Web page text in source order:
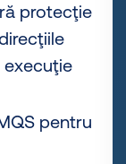
protecţie
execuţie
pentru